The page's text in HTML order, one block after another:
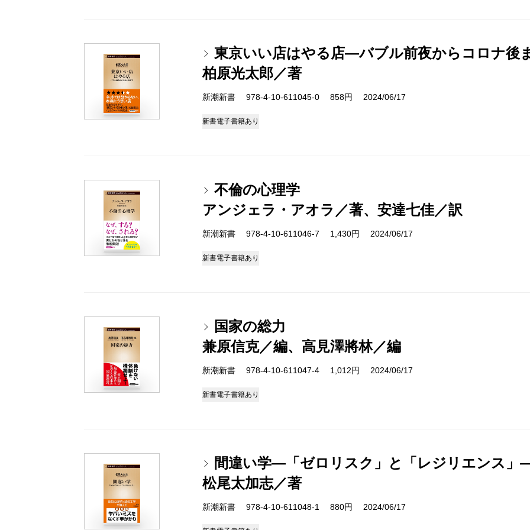
東京いい店はやる店―バブル前夜からコロナ後
柏原光太郎／著
新潮新書 978-4-10-611045-0 858円 2024/06/17
新書電子書籍あり
不倫の心理学
アンジェラ・アオラ／著、安達七佳／訳
新潮新書 978-4-10-611046-7 1,430円 2024/06/17
新書電子書籍あり
国家の総力
兼原信克／編、高見澤將林／編
新潮新書 978-4-10-611047-4 1,012円 2024/06/17
新書電子書籍あり
間違い学―「ゼロリスク」と「レジリエンス」
松尾太加志／著
新潮新書 978-4-10-611048-1 880円 2024/06/17